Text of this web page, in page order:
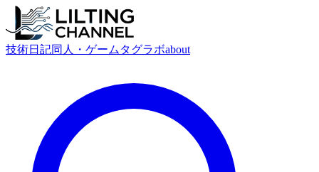
技術日記同人・ゲーム タグラボabout